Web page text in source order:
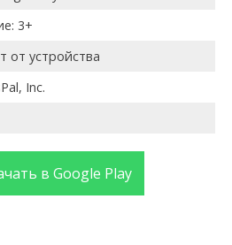
3+
от устройства
Inc.
в Google Play